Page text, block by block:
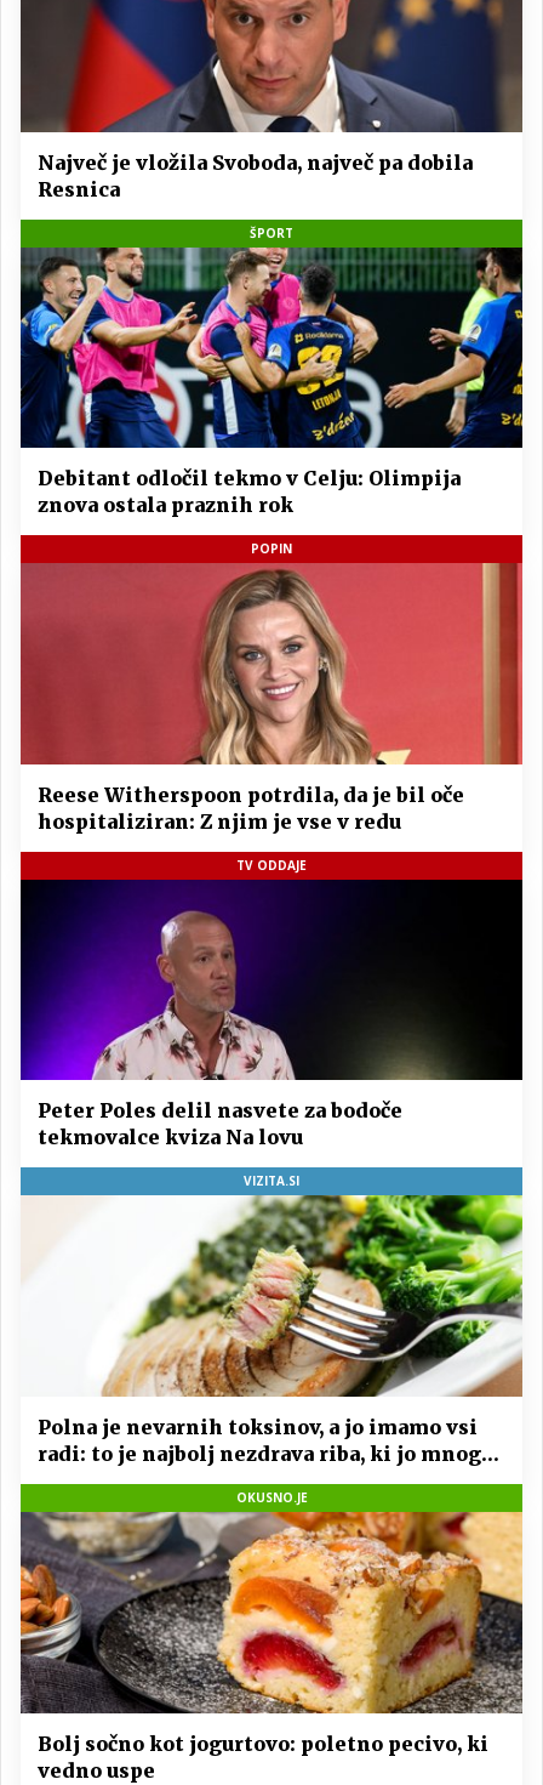
Največ je vložila Svoboda, največ pa dobila
Resnica
ŠPORT
Debitant odločil tekmo v Celju: Olimpija
znova ostala praznih rok
POPIN
Reese Witherspoon potrdila, da je bil oče
hospitaliziran: Z njim je vse v redu
TV ODDAJE
Peter Poles delil nasvete za bodoče
tekmovalce kviza Na lovu
VIZITA.SI
Polna je nevarnih toksinov, a jo imamo vsi
radi: to je najbolj nezdrava riba, ki jo mnogi
redno uživajo
OKUSNO.JE
Bolj sočno kot jogurtovo: poletno pecivo, ki
vedno uspe